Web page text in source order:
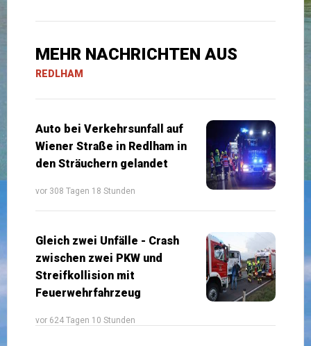
MEHR NACHRICHTEN AUS
REDLHAM
Auto bei Verkehrsunfall auf
Wiener Straße in Redlham in
den Sträuchern gelandet
vor 308 Tagen 18 Stunden
Gleich zwei Unfälle - Crash
zwischen zwei PKW und
Streifkollision mit
Feuerwehrfahrzeug
vor 624 Tagen 10 Stunden